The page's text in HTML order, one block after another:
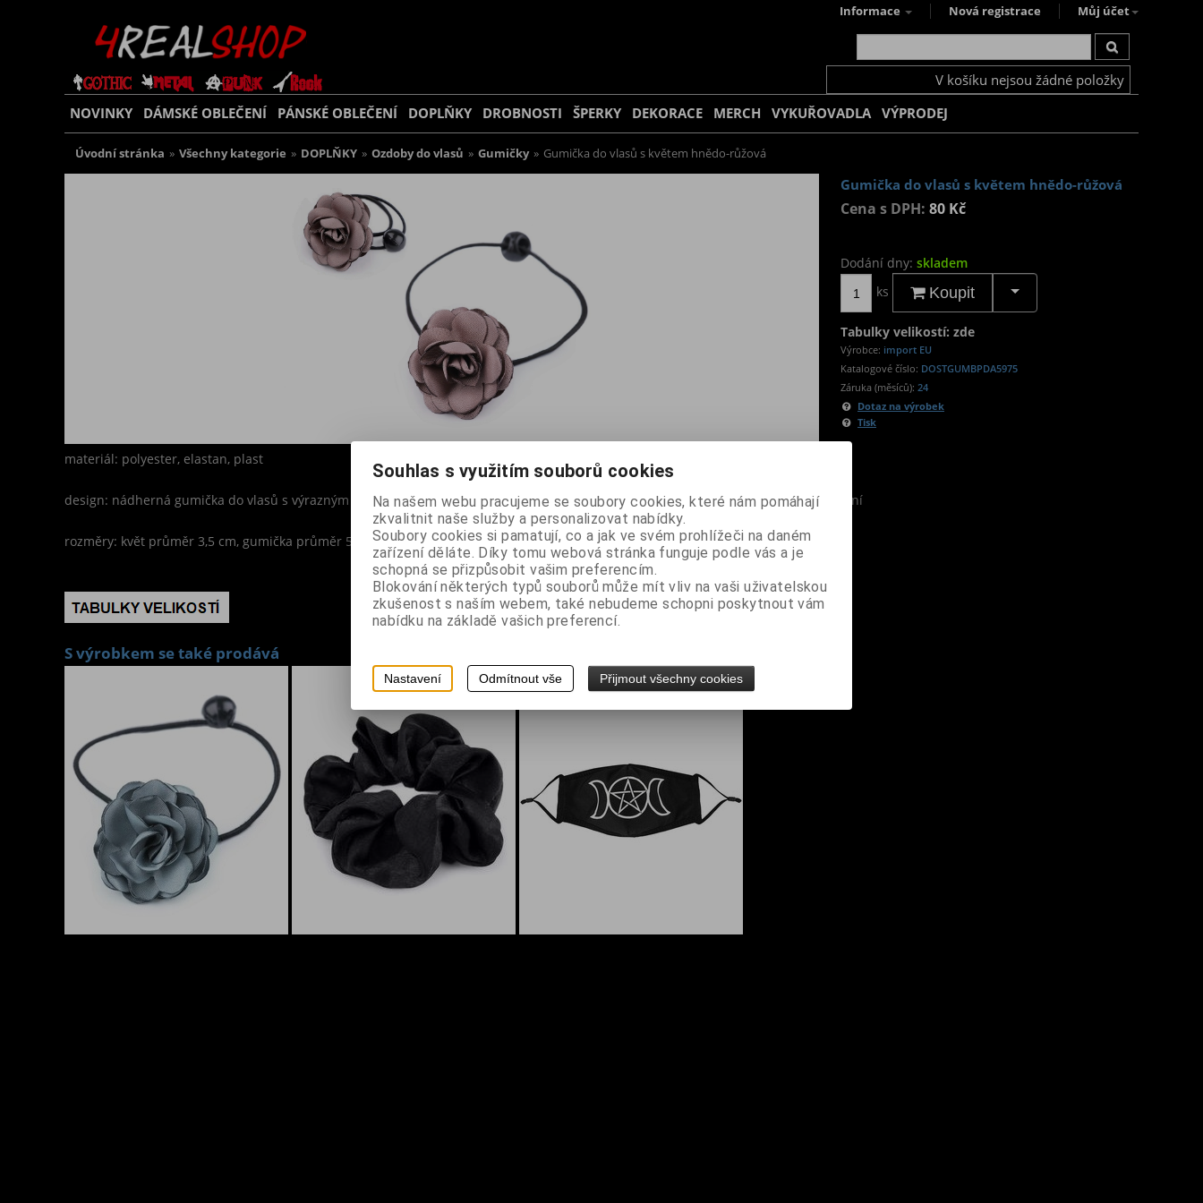
Informace Nová registrace Můj účet
V košíku nejsou žádné položky
NOVINKY DÁMSKÉ OBLEČENÍ PÁNSKÉ OBLEČENÍ DOPLŇKY DROBNOSTI ŠPERKY DEKORACE MERCH VYKUŘOVADLA VÝPRODEJ
Úvodní stránka » Všechny kategorie » DOPLŇKY » Ozdoby do vlasů » Gumičky » Gumička do vlasů s květem hnědo-růžová
Gumička do vlasů s květem hnědo-růžová
Cena s DPH: 80 Kč
Dodání dny: skladem
ks
Koupit
Tabulky velikostí: zde
Výrobce: import EU
Katalogové číslo: DOSTGUMBPDA5975
Záruka (měsíců): 24
Dotaz na výrobek
Tisk
materiál: polyester, elastan, plast
design: nádherná gumička do vlasů s výrazným hnědo-růžovým květem, na gumičce je navlečený černý plastový korálek, 1 ks v balení
rozměry: květ průměr 3,5 cm, gumička průměr 5,5 cm, tloušťka 0,2 cm
S výrobkem se také prodává
Souhlas s využitím souborů cookies
Na našem webu pracujeme se soubory cookies, které nám pomáhají
zkvalitnit naše služby a personalizovat nabídky.
Soubory cookies si pamatují, co a jak ve svém prohlížeči na daném
zařízení děláte. Díky tomu webová stránka funguje podle vás a je
schopná se přizpůsobit vašim preferencím.
Blokování některých typů souborů může mít vliv na vaši uživatelskou
zkušenost s naším webem, také nebudeme schopni poskytnout vám
nabídku na základě vašich preferencí.
Nastavení Odmítnout vše Přijmout všechny cookies